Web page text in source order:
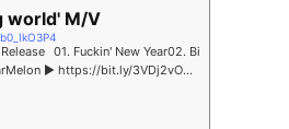
world' M/V
▶ https://bit.ly/3VDj2vOGe